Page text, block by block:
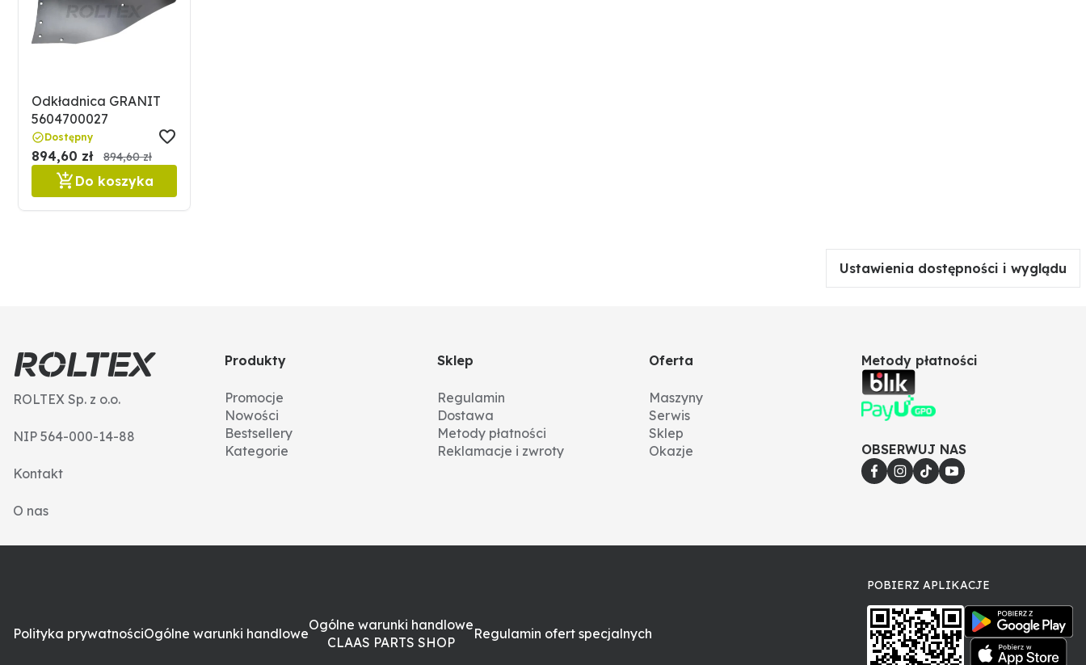
Odkładnica GRANIT
5604700027
Dostępny
894,60 zł 894,60 zł
Do koszyka
Ustawienia dostępności i wyglądu
ROLTEX Sp. z o.o.
NIP 564-000-14-88
Kontakt
O nas
Produkty
Promocje
Nowości
Bestsellery
Kategorie
Sklep
Regulamin
Dostawa
Metody płatności
Reklamacje i zwroty
Oferta
Maszyny
Serwis
Sklep
Okazje
Metody płatności
OBSERWUJ NAS
Polityka prywatnościOgólne warunki handlowe
Ogólne warunki handlowe
CLAAS PARTS SHOP
Regulamin ofert specjalnych
POBIERZ APLIKACJE